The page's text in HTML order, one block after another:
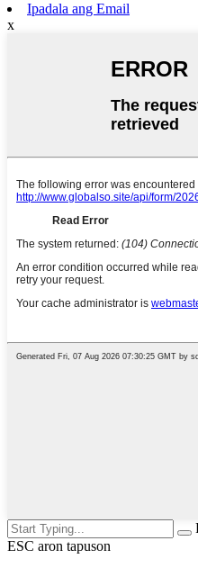
Ipadala ang Email
x
ESC aron tapuson